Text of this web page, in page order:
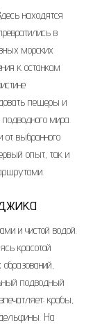
находятся
в
морских
к останкам
пещеры и
мира.
от выбранного
опыт, так и
и чистой водой.
красотой
подводный
крабы,
На